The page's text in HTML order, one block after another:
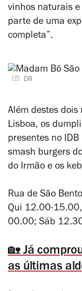
vinhos naturais
parte de uma
completa”.
DR
Além destes
Lisboa, os
presentes no
smash burgers
do Irmão e os
Rua de São
Qui 12.00-
00.00; Sáb
🏡 Já
as últimas